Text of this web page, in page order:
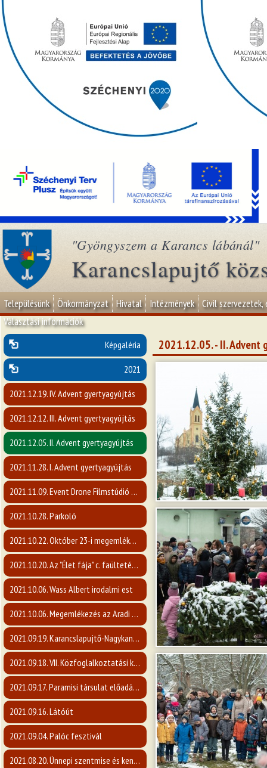
"Gyöngyszem a Karancs lábánál"
Karancslapujtő
Településünk Önkormányzat Hivatal Intézmények Civil szervezetek,
Választási információk
Képgaléria
2021
2021.12.19. IV. Advent gyertyagyújtás
2021.12.12. III. Advent gyertyagyújtás
2021.12.05. II. Advent gyertyagyújtás
2021.11.28. I. Advent gyertyagyújtás
2021.11.09. Event Drone Filmstúdió előadása
2021.10.28. Parkoló
2021.10.22. Október 23-i megemlékezés
2021.10.20. Az "Élet fája" c. faültetési program
2021.10.06. Wass Albert irodalmi est
2021.10.06. Megemlékezés az Aradi vértanúkra
2021.09.19. Karancslapujtő-Nagykanizsa vendéglátás
2021.09.18. VII. Közfoglalkoztatási kiállítás
2021.09.17. Paramisi társulat előadása
2021.09.16. Látóút
2021.09.04. Palóc fesztivál
2021.08.20. Ünnepi szentmise és kenyérszentelés
2021.12.05. - II. Advent